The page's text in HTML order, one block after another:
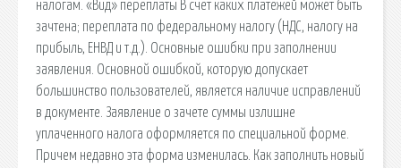
налогам. «Вид» переплаты В счет каких платежей может быть
зачтена; переплата по федеральному налогу (НДС, налогу на
прибыль, ЕНВД и т.д.). Основные ошибки при заполнении
заявления. Основной ошибкой, которую допускает
большинство пользователей, является наличие исправлений
в документе. Заявление о зачете суммы излишне
уплаченного налога оформляется по специальной форме.
Причем недавно эта форма изменилась. Как заполнить новый